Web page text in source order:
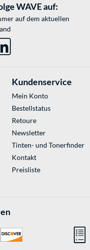
WAVE auf:
auf dem aktuellen
Kundenservice
Mein Konto
Bestellstatus
Retoure
Newsletter
Tinten- und Tonerfinder
Kontakt
Preisliste